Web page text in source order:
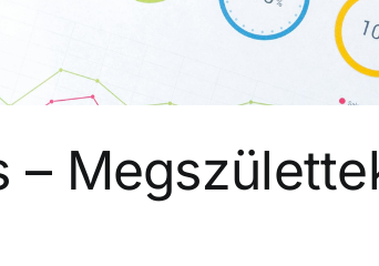
–